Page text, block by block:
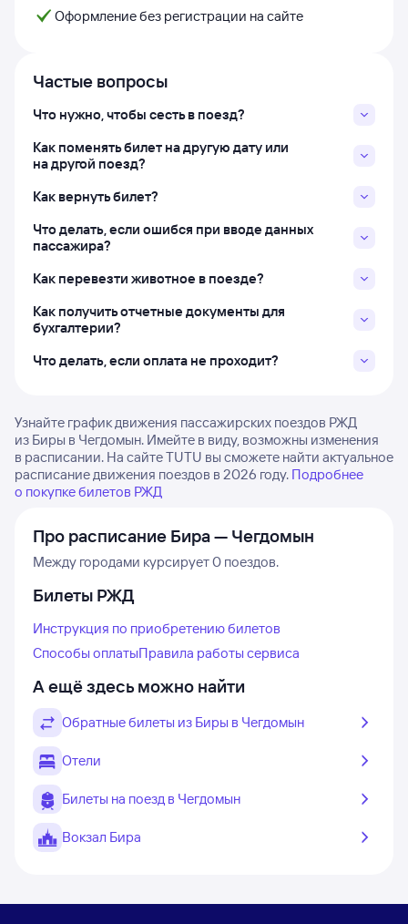
Оформление без регистрации на сайте
Частые вопросы
Что нужно, чтобы сесть в поезд?
Как поменять билет на другую дату или
на другой поезд?
Как вернуть билет?
Что делать, если ошибся при вводе данных
пассажира?
Как перевезти животное в поезде?
Как получить отчетные документы для
бухгалтерии?
Что делать, если оплата не проходит?
Узнайте график движения пассажирских поездов РЖД
из Биры в Чегдомын. Имейте в виду, возможны изменения
в расписании. На сайте TUTU вы сможете найти актуальное
расписание движения поездов в 2026 году. Подробнее
о покупке билетов РЖД
Про расписание Бира — Чегдомын
Между городами курсирует 0 поездов.
Билеты РЖД
Инструкция по приобретению билетов
Способы оплатыПравила работы сервиса
А ещё здесь можно найти
Обратные билеты из Биры в Чегдомын
Отели
Билеты на поезд в Чегдомын
Вокзал Бира